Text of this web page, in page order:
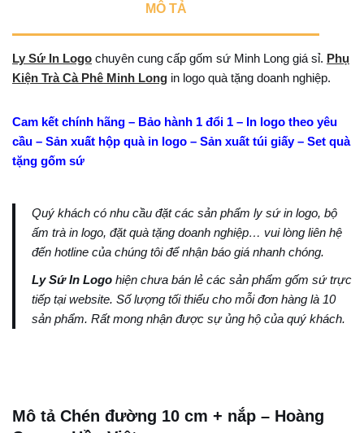
MÔ TẢ
Ly Sứ In Logo chuyên cung cấp gốm sứ Minh Long giá sỉ. Phụ
Kiện Trà Cà Phê Minh Long in logo quà tặng doanh nghiệp.
Cam kết chính hãng – Bảo hành 1 đổi 1 – In logo theo yêu
cầu – Sản xuất hộp quà in logo – Sản xuất túi giấy – Set quà
tặng gốm sứ
Quý khách có nhu cầu đặt các sản phẩm ly sứ in logo, bộ
ấm trà in logo, đặt quà tặng doanh nghiệp… vui lòng liên hệ
đến hotline của chúng tôi để nhận báo giá nhanh chóng.
Ly Sứ In Logo hiện chưa bán lẻ các sản phẩm gốm sứ trực
tiếp tại website. Số lượng tối thiểu cho mỗi đơn hàng là 10
sản phẩm. Rất mong nhận được sự ủng hộ của quý khách.
Mô tả Chén đường 10 cm + nắp – Hoàng